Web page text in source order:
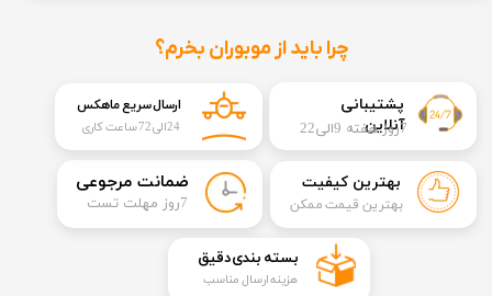
​​پشتیبانی
آنلاین7روز هفته 9الی22
چرا باید از موبوران بخرم؟
​ضمانت مرجوعی
​7روز مهلت تست
بهترین کیفیت
بهترین قیمت ممکن
ارسال سریع ماهکس
24الی72 ساعت کاری
​بسته بندی دقیق​​​​​​​
هزینه ارسال مناسب